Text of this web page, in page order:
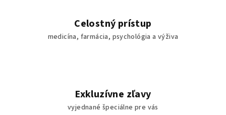
Celostný prístup
medicína, farmácia, psychológia a výživa
Exkluzívne zľavy
vyjednané špeciálne pre vás